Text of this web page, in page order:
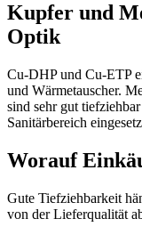
Kupfer und
Optik
Cu-DHP und Cu-ETP
und Wärmetauscher.
sind sehr gut
Sanitärbereich
Worauf
Gute Tiefziehbarkeit
von der Lieferqualität